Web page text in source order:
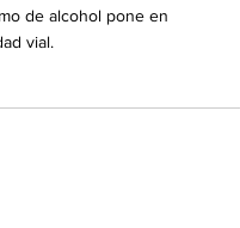
de alcohol pone en
vial.